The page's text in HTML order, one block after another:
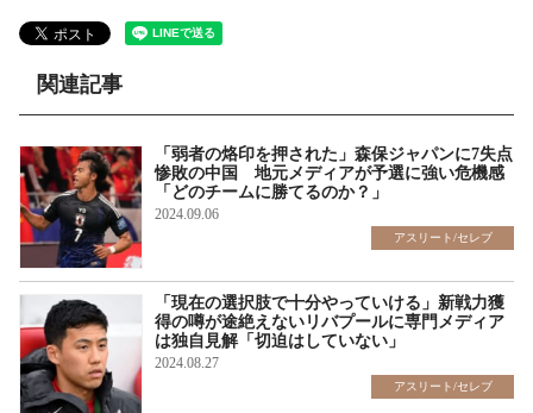
関連記事
「弱者の烙印を押された」森保ジャパンに7失点
惨敗の中国 地元メディアが予選に強い危機感
「どのチームに勝てるのか？」
2024.09.06
アスリート/セレブ
「現在の選択肢で十分やっていける」新戦力獲
得の噂が途絶えないリバプールに専門メディア
は独自見解「切迫はしていない」
2024.08.27
アスリート/セレブ